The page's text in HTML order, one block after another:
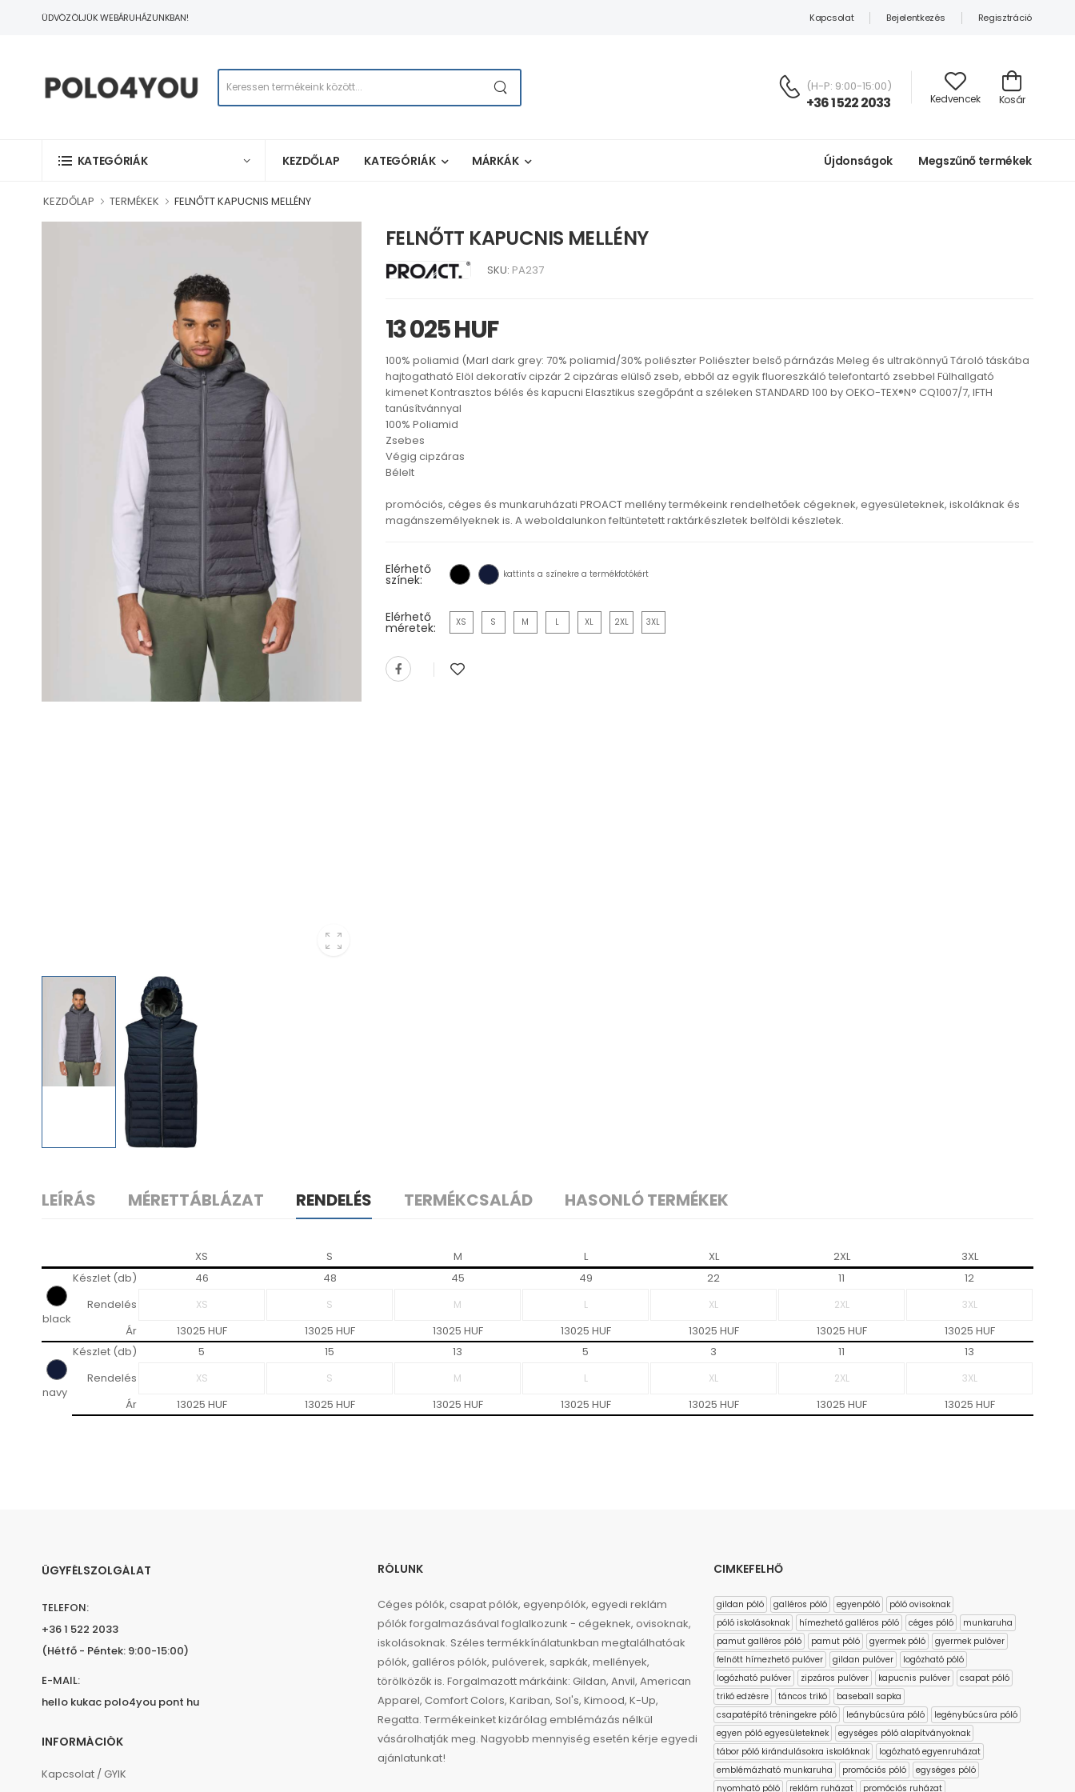
ÜDVÖZÖLJÜK WEBÁRUHÁZUNKBAN! Kapcsolat Bejelentkezés Regisztráció
(H-P: 9:00-15:00)
+36 1 522 2033 Kedvencek Kosár
KATEGÓRIÁK KEZDŐLAP KATEGÓRIÁK MÁRKÁK Újdonságok Megszűnő termékek
KEZDŐLAP TERMÉKEK FELNŐTT KAPUCNIS MELLÉNY
FELNŐTT KAPUCNIS MELLÉNY
SKU: PA237
13 025 HUF
100% poliamid (Marl dark grey: 70% poliamid/30% poliészter Poliészter belső párnázás Meleg és ultrakönnyű Tároló táskába
hajtogatható Elöl dekoratív cipzár 2 cipzáras elülső zseb, ebből az egyik fluoreszkáló telefontartó zsebbel Fülhallgató
kimenet Kontrasztos bélés és kapucni Elasztikus szegőpánt a széleken STANDARD 100 by OEKO-TEX®N° CQ1007/7, IFTH
tanúsítvánnyal
100% Poliamid
Zsebes
Végig cipzáras
Bélelt
promóciós, céges és munkaruházati PROACT mellény termékeink rendelhetőek cégeknek, egyesületeknek, iskoláknak és
magánszemélyeknek is. A weboldalunkon feltüntetett raktárkészletek belföldi készletek.
Elérhető
színek: kattints a színekre a termékfotókért
Elérhető
méretek: XS S M L XL 2XL 3XL
LEÍRÁS MÉRETTÁBLÁZAT RENDELÉS TERMÉKCSALÁD HASONLÓ TERMÉKEK
XS S M L XL 2XL 3XL
black
Készlet (db) 46 48 45 49 22 11
12
Rendelés
Ár
13025 HUF 13025 HUF 13025 HUF 13025 HUF 13025 HUF 13025 HUF 13025 HUF
navy
Készlet (db) 5 15 13 5 3 11
13
Rendelés
Ár
13025 HUF 13025 HUF 13025 HUF 13025 HUF 13025 HUF 13025 HUF 13025 HUF
ÜGYFÉLSZOLGÁLAT
TELEFON:
+36 1 522 2033
(Hétfő - Péntek: 9:00-15:00)
E-MAIL:
hello kukac polo4you pont hu
INFORMÁCIÓK
Kapcsolat / GYIK
RÓLUNK
Céges pólók, csapat pólók, egyenpólók, egyedi reklám
pólók forgalmazásával foglalkozunk - cégeknek, ovisoknak,
iskolásoknak. Széles termékkínálatunkban megtalálhatóak
pólók, galléros pólók, pulóverek, sapkák, mellények,
törölközők is. Forgalmazott márkáink: Gildan, Anvil, American
Apparel, Comfort Colors, Kariban, Sol's, Kimood, K-Up,
Regatta. Termékeinket kizárólag emblémázás nélkül
vásárolhatják meg. Nagyobb mennyiség esetén kérje egyedi
ajánlatunkat!
CIMKEFELHŐ
gildan póló galléros póló egyenpóló
póló ovisoknak
póló iskolásoknak
hímezhető galléros póló céges póló
munkaruha
pamut galléros póló
pamut póló gyermek póló
gyermek pulóver
felnőtt hímezhető pulóver
gildan pulóver
logózható póló
logózható pulóver
zipzáros pulóver kapucnis pulóver
csapat póló
trikó edzésre
táncos trikó
baseball sapka
csapatépítő tréningekre póló
leánybúcsúra póló
legénybúcsúra póló
egyen póló egyesületeknek
egységes póló alapítványoknak
tábor póló kirándulásokra iskoláknak
logózható egyenruházat
emblémázható munkaruha
promóciós póló
egységes póló
nyomható póló
reklám ruházat promóciós ruházat